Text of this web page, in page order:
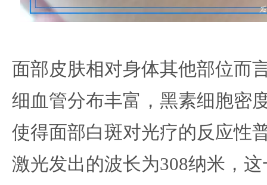
面部皮肤相对身体其他部位而
细血管分布丰富，黑素细胞密
使得面部白斑对光疗的反应性
激光发出的波长为308纳米，